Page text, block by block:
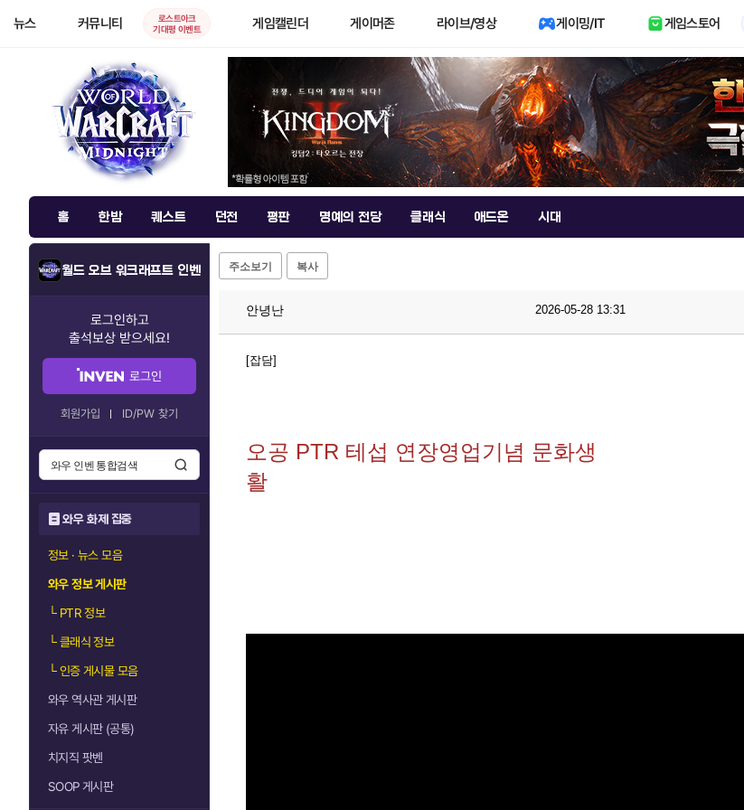
뉴스 커뮤니티
로스트아크
기대평 이벤트
게임캘린더 게이머존 라이브/영상 게이밍/IT 게임스토어
홈 한밤 퀘스트 던전 평판 명예의 전당 클래식 애드온 시대
월드 오브 워크래프트 인벤
로그인하고
출석보상 받으세요!
로그인
회원가입 ID/PW 찾기
와우 화제 집중
정보 · 뉴스 모음
와우 정보 게시판
└PTR 정보
└클래식 정보
└인증 게시물 모음
와우 역사관 게시판
자유 게시판 (공통)
치지직 팟벤
SOOP 게시판
주소보기 복사
안녕난 2026-05-28 13:31
[잡담]
오공 PTR 테섭 연장영업기념 문화생
활